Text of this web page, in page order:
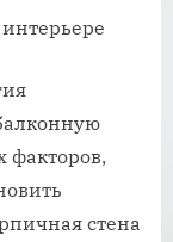
факторов,
стена